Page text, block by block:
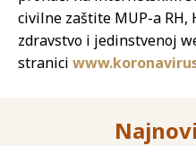
civilne zaštite MUP-a RH,
zdravstvo i jedinstvenoj
stranici